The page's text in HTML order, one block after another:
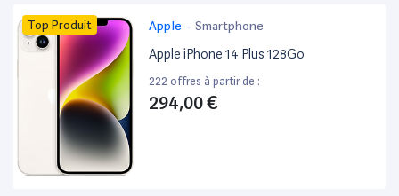
Top Produit Apple - Smartphone
Apple iPhone 14 Plus 128Go
222 offres à partir de :
294,00 €